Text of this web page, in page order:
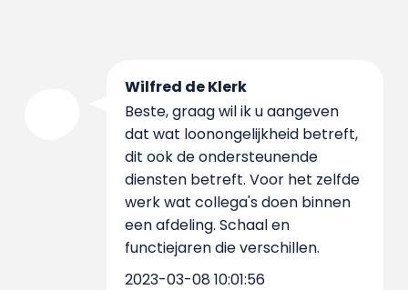
Wilfred de Klerk
Beste, graag wil ik u aangeven
dat wat loonongelijkheid betreft,
dit ook de ondersteunende
diensten betreft. Voor het zelfde
werk wat collega's doen binnen
een afdeling. Schaal en
functiejaren die verschillen.
2023-03-08 10:01:56